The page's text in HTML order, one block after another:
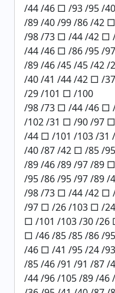
/44 /46 □ /93 /95 /
/89 /40 /99 /86 /42
/98 /73 □ /44 /42 □
/44 /46 □ /86 /95 /
/89 /46 /45 /45 /42
/40 /41 /44 /42 □ /
/29 /101 □ /100
/98 /73 □ /44 /46 □
/102 /31 □ /90 /97
/44 □ /101 /103 /31
/40 /87 /42 □ /85 /
/89 /46 /89 /97 /89
/95 /86 /95 /97 /89 /
/98 /73 □ /44 /42 □
/97 □ /26 /103 □ /
□ /101 /103 /30 /26
□ /46 /85 /85 /86 /
/46 □ /41 /95 /24 /
/85 /46 /91 /91 /87
/44 /96 /105 /89 /